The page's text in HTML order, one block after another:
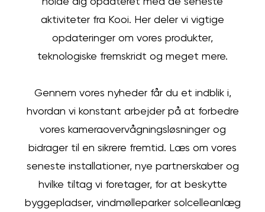
aktiviteter fra Kooi. Her deler vi vigtige
opdateringer om vores produkter,
teknologiske fremskridt og meget mere.
Gennem vores nyheder får du et indblik i,
hvordan vi konstant arbejder på at forbedre
vores kameraovervågningsløsninger og
bidrager til en sikrere fremtid. Læs om vores
seneste installationer, nye partnerskaber og
hvilke tiltag vi foretager, for at beskytte
byggepladser, vindmølleparker solcelleanlæg